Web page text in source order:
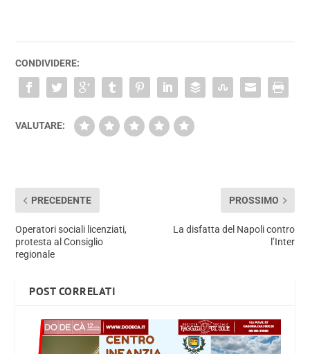
CONDIVIDERE:
VALUTARE:
PRECEDENTE
Operatori sociali licenziati,
protesta al Consiglio
regionale
PROSSIMO
La disfatta del Napoli contro
l’Inter
POST CORRELATI